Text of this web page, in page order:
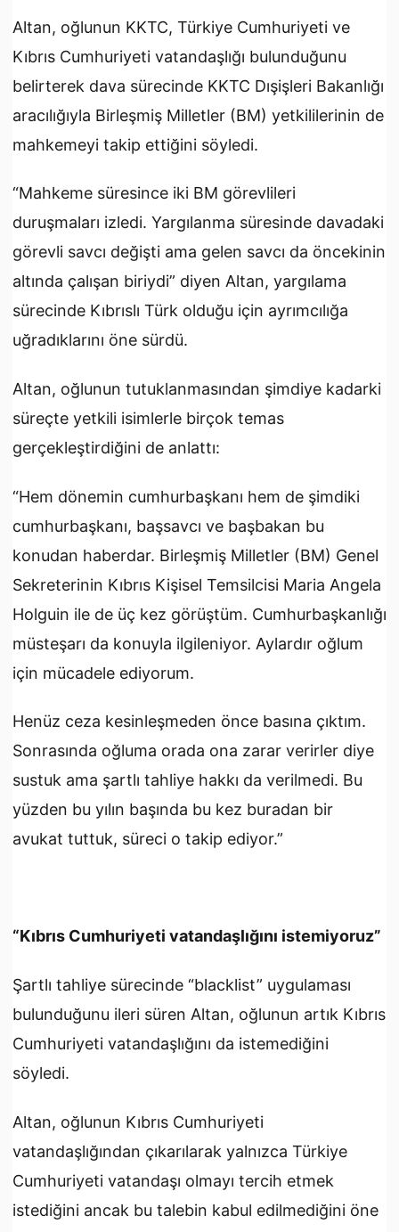
Altan, oğlunun KKTC, Türkiye Cumhuriyeti ve
Kıbrıs Cumhuriyeti vatandaşlığı bulunduğunu
belirterek dava sürecinde KKTC Dışişleri Bakanlığı
aracılığıyla Birleşmiş Milletler (BM) yetkililerinin de
mahkemeyi takip ettiğini söyledi.
“Mahkeme süresince iki BM görevlileri
duruşmaları izledi. Yargılanma süresinde davadaki
görevli savcı değişti ama gelen savcı da öncekinin
altında çalışan biriydi” diyen Altan, yargılama
sürecinde Kıbrıslı Türk olduğu için ayrımcılığa
uğradıklarını öne sürdü.
Altan, oğlunun tutuklanmasından şimdiye kadarki
süreçte yetkili isimlerle birçok temas
gerçekleştirdiğini de anlattı:
“Hem dönemin cumhurbaşkanı hem de şimdiki
cumhurbaşkanı, başsavcı ve başbakan bu
konudan haberdar. Birleşmiş Milletler (BM) Genel
Sekreterinin Kıbrıs Kişisel Temsilcisi Maria Angela
Holguin ile de üç kez görüştüm. Cumhurbaşkanlığı
müsteşarı da konuyla ilgileniyor. Aylardır oğlum
için mücadele ediyorum.
Henüz ceza kesinleşmeden önce basına çıktım.
Sonrasında oğluma orada ona zarar verirler diye
sustuk ama şartlı tahliye hakkı da verilmedi. Bu
yüzden bu yılın başında bu kez buradan bir
avukat tuttuk, süreci o takip ediyor.”
“Kıbrıs Cumhuriyeti vatandaşlığını istemiyoruz”
Şartlı tahliye sürecinde “blacklist” uygulaması
bulunduğunu ileri süren Altan, oğlunun artık Kıbrıs
Cumhuriyeti vatandaşlığını da istemediğini
söyledi.
Altan, oğlunun Kıbrıs Cumhuriyeti
vatandaşlığından çıkarılarak yalnızca Türkiye
Cumhuriyeti vatandaşı olmayı tercih etmek
istediğini ancak bu talebin kabul edilmediğini öne